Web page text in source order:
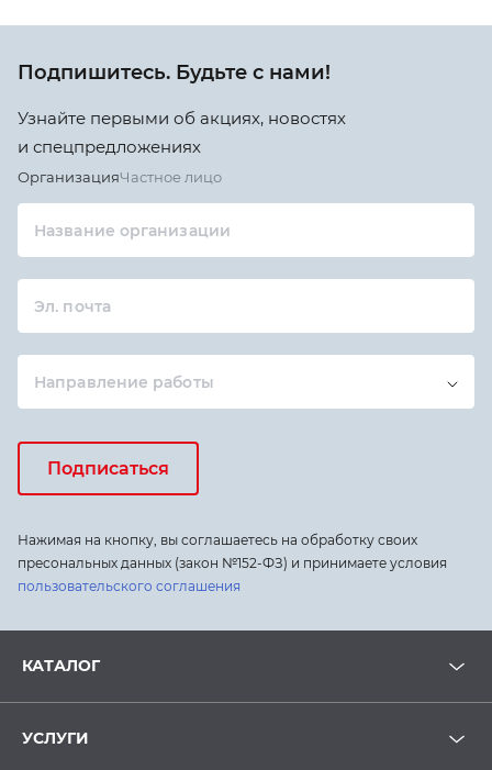
Подпишитесь. Будьте с нами!
Узнайте первыми об акциях, новостях
и спецпредложениях
ОрганизацияЧастное лицо
Название организации
Эл. почта
Направление работы
Подписаться
Нажимая на кнопку, вы соглашаетесь на обработку своих
пресональных данных (закон №152-ФЗ) и принимаете условия
пользовательского соглашения
КАТАЛОГ
УСЛУГИ